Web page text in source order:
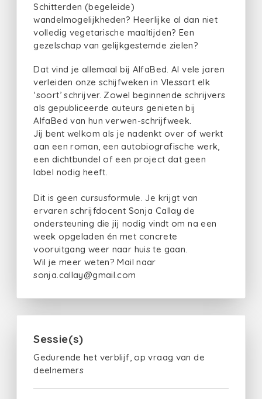
Schitterden (begeleide)
wandelmogelijkheden? Heerlijke al dan niet
volledig vegetarische maaltijden? Een
gezelschap van gelijkgestemde zielen?
Dat vind je allemaal bij AlfaBed. Al vele jaren
verleiden onze schijfweken in Vlessart elk
‘soort’ schrijver. Zowel beginnende schrijvers
als gepubliceerde auteurs genieten bij
AlfaBed van hun verwen-schrijfweek.
Jij bent welkom als je nadenkt over of werkt
aan een roman, een autobiografische werk,
een dichtbundel of een project dat geen
label nodig heeft.
Dit is geen cursusformule. Je krijgt van
ervaren schrijfdocent Sonja Callay de
ondersteuning die jij nodig vindt om na een
week opgeladen én met concrete
vooruitgang weer naar huis te gaan.
Wil je meer weten? Mail naar
sonja.callay@gmail.com
Sessie(s)
Gedurende het verblijf, op vraag van de
deelnemers